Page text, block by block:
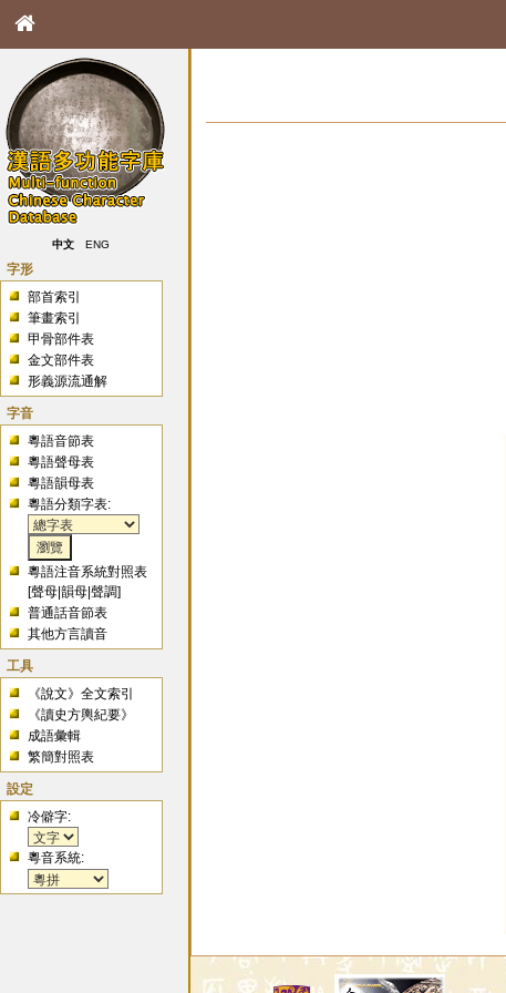
中文 ENG
字形
部首索引
筆畫索引
甲骨部件表
金文部件表
形義源流通解
字音
粵語音節表
粵語聲母表
粵語韻母表
粵語分類字表:
粵語注音系統對照表
[聲母 |韻母 |聲調]
普通話音節表
其他方言讀音
工具
《說文》全文索引
《讀史方輿紀要》
成語彙輯
繁簡對照表
設定
冷僻字:
粵音系統: